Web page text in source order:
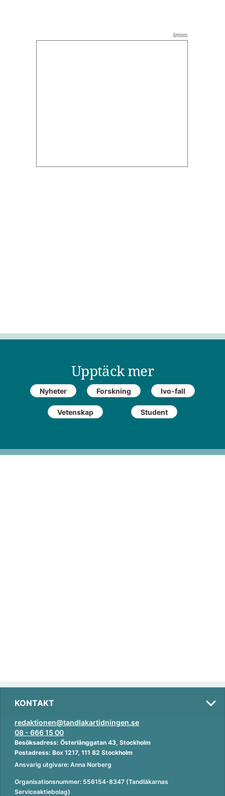
Upptäck mer
Nyheter Forskning Ivo-fall
Vetenskap Student
Annons
KONTAKT
redaktionen@tandlakartidningen.se
08 - 666 15 00
Besöksadress: Österlånggatan 43, Stockholm
Postadress: Box 1217, 111 82 Stockholm
Ansvarig utgivare: Anna Norberg
Organisationsnummer: 556154-8347 (Tandläkarnas
Serviceaktiebolag)